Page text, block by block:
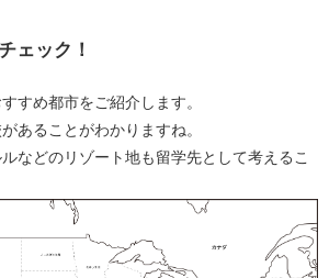
ェック！
すめ都市をご紹介します。
あることがわかりますね。
などのリゾート地も留学先として考えるこ